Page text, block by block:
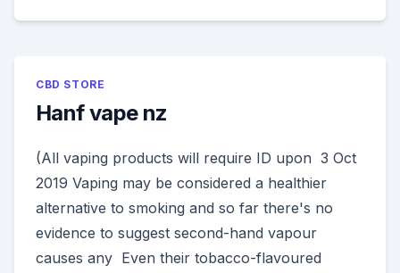
CBD STORE
Hanf vape nz
(All vaping products will require ID upon 3 Oct
2019 Vaping may be considered a healthier
alternative to smoking and so far there's no
evidence to suggest second-hand vapour
causes any Even their tobacco-flavoured